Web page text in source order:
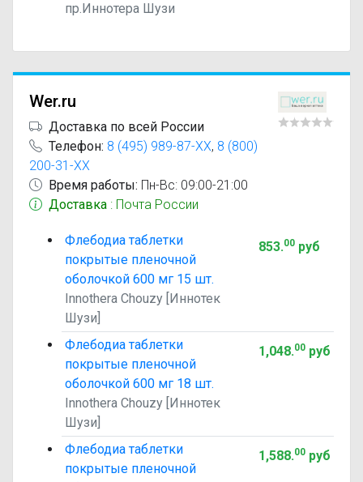
пр.Иннотера Шузи
Wer.ru
Доставка по всей России
Телефон: 8 (495) 989-87-XX, 8 (800)
200-31-XX
Время работы: Пн-Вс: 09:00-21:00
Доставка : Почта России
Флебодиа таблетки
покрытые пленочной
оболочкой 600 мг 15 шт.
Innothera Chouzy [Иннотек
Шузи]
853.00руб
Флебодиа таблетки
покрытые пленочной
оболочкой 600 мг 18 шт.
Innothera Chouzy [Иннотек
Шузи]
1,048.00руб
Флебодиа таблетки
покрытые пленочной
1,588.00руб